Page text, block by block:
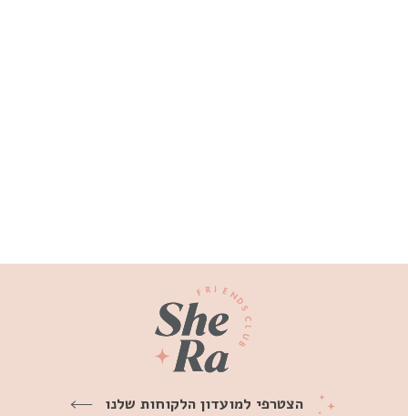
הצטרפי למועדון הלקוחות שלנו